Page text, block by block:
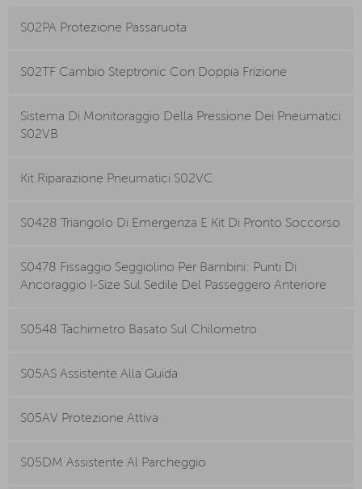
S02PA Protezione Passaruota
S02TF Cambio Steptronic Con Doppia Frizione
Sistema Di Monitoraggio Della Pressione Dei Pneumatici
S02VB
Kit Riparazione Pneumatici S02VC
S0428 Triangolo Di Emergenza E Kit Di Pronto Soccorso
S0478 Fissaggio Seggiolino Per Bambini: Punti Di
Ancoraggio I-Size Sul Sedile Del Passeggero Anteriore
S0548 Tachimetro Basato Sul Chilometro
S05AS Assistente Alla Guida
S05AV Protezione Attiva
S05DM Assistente Al Parcheggio